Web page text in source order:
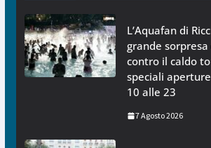
L’Aquafan di
grande
contro il caldo
speciali
10 alle 23
7 Agosto 2026